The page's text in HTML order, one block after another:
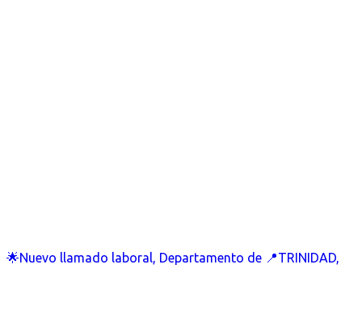
🌟Nuevo llamado laboral, Departamento de 📍TRINIDAD,